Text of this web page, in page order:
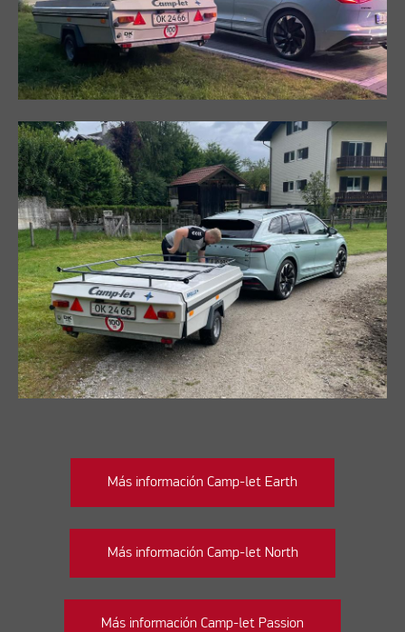
Más información Camp-let Earth
Más información Camp-let North
Más información Camp-let Passion